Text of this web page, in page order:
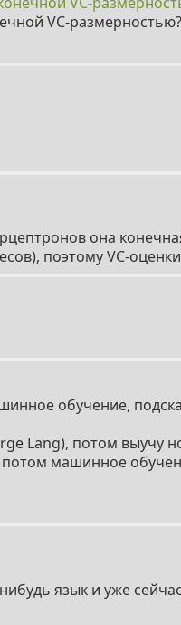
VC-размерностью?
она
поэтому VC-
обучение,
Lang), потом выучу
потом машинное
язык и уже